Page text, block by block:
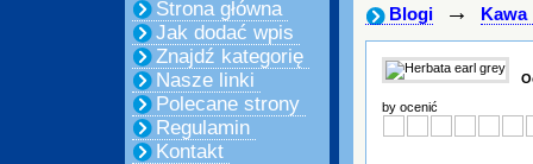
Strona główna
Jak dodać wpis
Znajdź kategorię
Nasze linki
Polecane strony
Regulamin
Kontakt
Blogi → Kawa
by ocenić